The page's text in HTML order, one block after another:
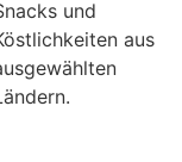
und
aus